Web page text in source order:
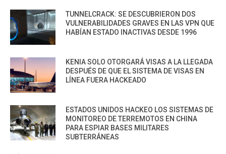
TUNNELCRACK: SE DESCUBRIERON DOS
VULNERABILIDADES GRAVES EN LAS VPN QUE
HABÍAN ESTADO INACTIVAS DESDE 1996
KENIA SOLO OTORGARÁ VISAS A LA LLEGADA
DESPUÉS DE QUE EL SISTEMA DE VISAS EN
LÍNEA FUERA HACKEADO
ESTADOS UNIDOS HACKEO LOS SISTEMAS DE
MONITOREO DE TERREMOTOS EN CHINA
PARA ESPIAR BASES MILITARES
SUBTERRÁNEAS